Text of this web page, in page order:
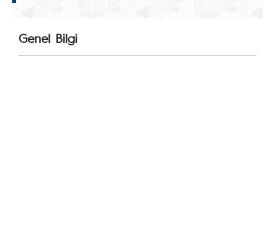
Genel Bilgi